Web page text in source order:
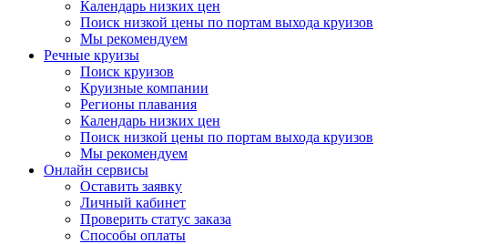
Календарь низких цен
Поиск низкой цены по портам выхода круизов
Мы рекомендуем
Речные круизы
Поиск круизов
Круизные компании
Регионы плавания
Календарь низких цен
Поиск низкой цены по портам выхода круизов
Мы рекомендуем
Онлайн сервисы
Оставить заявку
Личный кабинет
Проверить статус заказа
Способы оплаты